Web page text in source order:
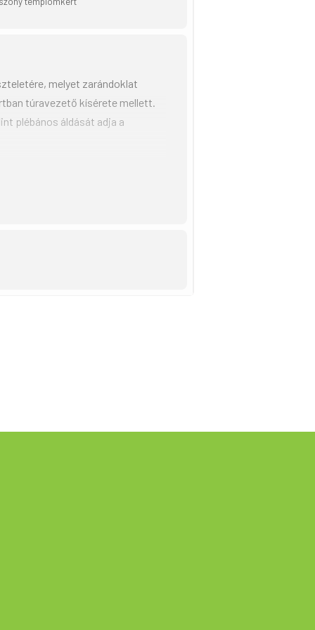
melyet zarándoklat
túravezető kísérete mellett.
plébános áldását adja a
teszi a túrát.